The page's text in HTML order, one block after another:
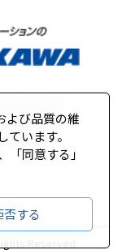
1136番地
よび品質の維
います。
同意する」
否する